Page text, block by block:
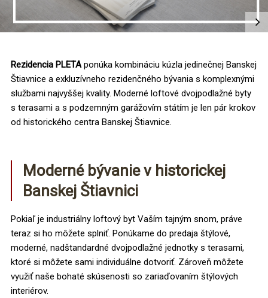
Rezidencia PLETAponúka kombináciu kúzla jedinečnej Banskej
Štiavnice a exkluzívneho rezidenčného bývania s komplexnými
službami najvyššej kvality. Moderné loftové dvojpodlažné byty
s terasami a s podzemným garážovím státím je len pár krokov
od historického centra Banskej Štiavnice.
Moderné bývanie v historickej
Banskej Štiavnici
Pokiaľ je industriálny loftový byt Vaším tajným snom, práve
teraz si ho môžete splniť. Ponúkame do predaja štýlové,
moderné, nadštandardné dvojpodlažné jednotky s terasami,
ktoré si môžete sami individuálne dotvoriť. Zároveň môžete
využiť naše bohaté skúsenosti so zariaďovaním štýlových
interiérov.